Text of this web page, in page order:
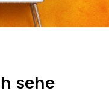
sehe